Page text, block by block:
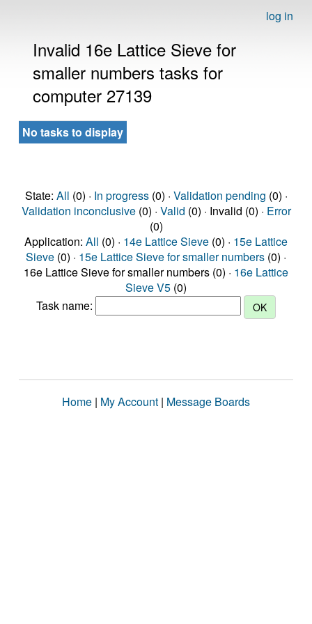
log in
Invalid 16e Lattice Sieve for
smaller numbers tasks for
computer 27139
No tasks to display
State: All (0) · In progress(0) · Validation pending (0) ·
Validation inconclusive(0) · Valid (0) · Invalid (0) · Error
(0)
Application: All (0) · 14e Lattice Sieve (0) · 15e Lattice
Sieve (0) · 15e Lattice Sieve for smaller numbers (0) ·
16e Lattice Sieve for smaller numbers (0) · 16e Lattice
Sieve V5 (0)
Task name:
Home | My Account | Message Boards